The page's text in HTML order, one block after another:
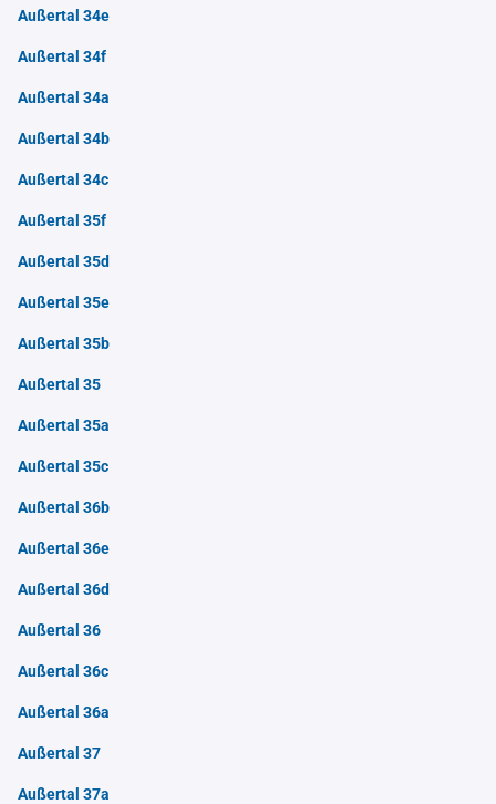
Außertal 34e
Außertal 34f
Außertal 34a
Außertal 34b
Außertal 34c
Außertal 35f
Außertal 35d
Außertal 35e
Außertal 35b
Außertal 35
Außertal 35a
Außertal 35c
Außertal 36b
Außertal 36e
Außertal 36d
Außertal 36
Außertal 36c
Außertal 36a
Außertal 37
Außertal 37a